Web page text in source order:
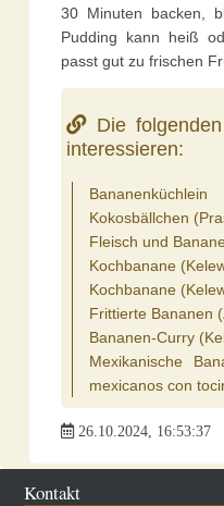
30 Minuten backen,
Pudding kann heiß
passt gut zu frischen
Die
interessieren:
Bananenküchlein
Kokosbällchen
Fleisch und
Kochbanane
Kochbanane
Frittierte Bananen
Bananen-Curry
Mexikanische
mexicanos con
26.10.2024, 16:53:37
Kontakt